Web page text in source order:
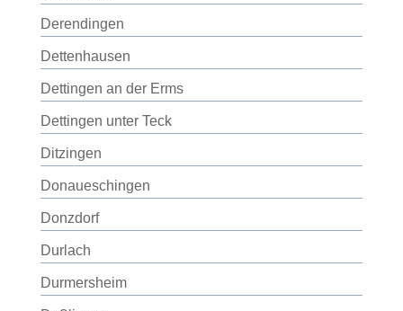
Derendingen
Dettenhausen
Dettingen an der Erms
Dettingen unter Teck
Ditzingen
Donaueschingen
Donzdorf
Durlach
Durmersheim